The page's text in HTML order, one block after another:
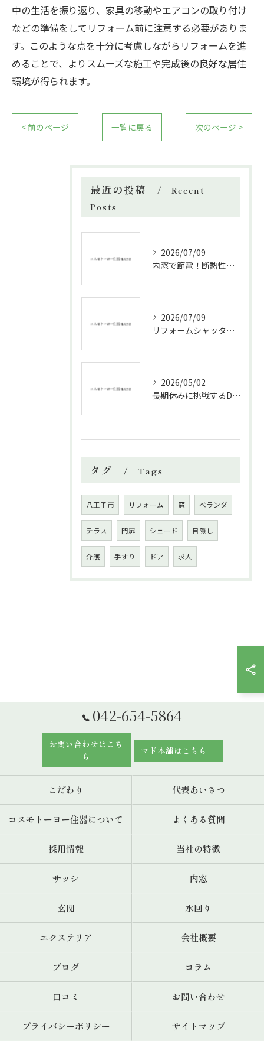
中の生活を振り返り、家具の移動やエアコンの取り付け
などの準備をしてリフォーム前に注意する必要がありま
す。このような点を十分に考慮しながらリフォームを進
めることで、よりスムーズな施工や完成後の良好な居住
環境が得られます。
< 前のページ 一覧に戻る 次のページ >
最近の投稿
Recent
Posts
2026/07/09
内窓で節電！断熱性能と補助金活用法
2026/07/09
リフォームシャッターで叶える台風対策の効果的方法
2026/05/02
長期休みに挑戦するDIYリフォームの極意
タグ Tags
八王子市 リフォーム 窓 ベランダ
テラス 門扉 シェード 目隠し
介護 手すり ドア 求人
042-654-5864
お問い合わせはこち
ら
マド本舗はこちら
こだわり 代表あいさつ
コスモトーヨー住器について よくある質問
採用情報 当社の特徴
サッシ 内窓
玄関 水回り
エクステリア 会社概要
ブログ コラム
口コミ お問い合わせ
プライバシーポリシー サイトマップ